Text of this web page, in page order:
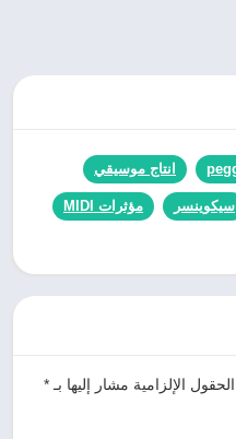
انتاج موسيقي
سيكوينسر مؤثرات MIDI
الحقول الإلزامية مشار إليها بـ *